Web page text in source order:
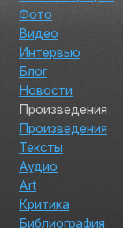
Фото
Видео
Интервью
Блог
Новости
Произведения
Произведения
Тексты
Аудио
Art
Критика
Библиография